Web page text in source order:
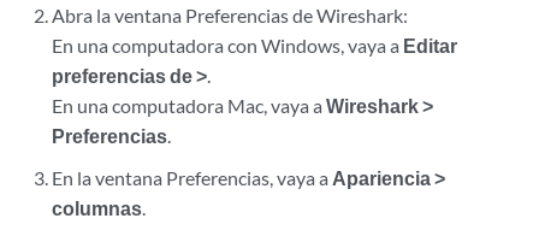
Abra la ventana Preferencias de Wireshark:
En una computadora con Windows, vaya a Editar
preferencias de >.
En una computadora Mac, vaya aWireshark >
Preferencias.
En la ventana Preferencias, vaya a Apariencia >
columnas.